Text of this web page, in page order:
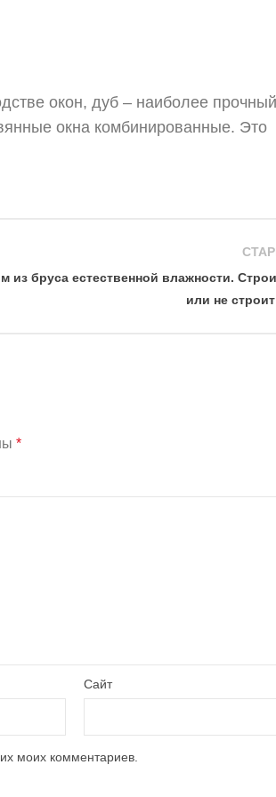
окон, дуб – наиболее
окна комбинированные. Это
из бруса естественной влажности.
или не
*
Сайт
моих комментариев.